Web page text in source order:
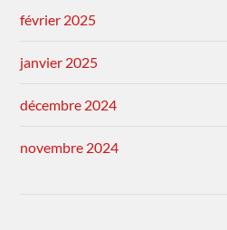
février 2025
janvier 2025
décembre 2024
novembre 2024